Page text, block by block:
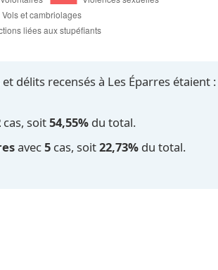
délits recensés à Les Éparres étaient :
cas, soit54,55% du total.
avec5 cas, soit22,73% du total.